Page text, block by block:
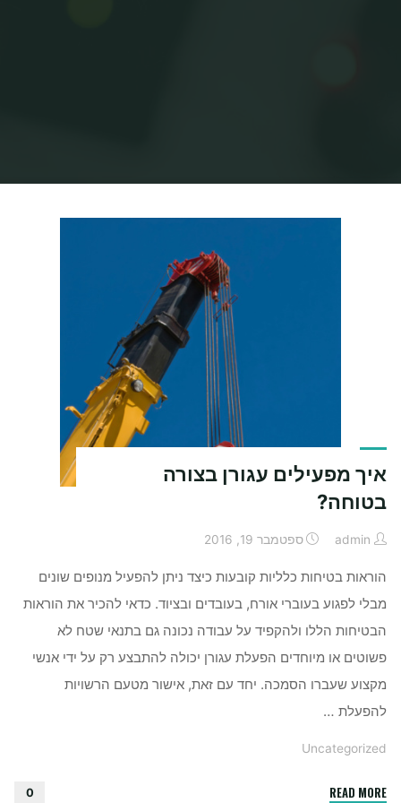
איך מפעילים עגורן בצורה
בטוחה?
admin ספטמבר 19, 2016
הוראות בטיחות כלליות קובעות כיצד ניתן להפעיל מנופים שונים
מבלי לפגוע בעוברי אורח, בעובדים ובציוד. כדאי להכיר את הוראות
הבטיחות הללו ולהקפיד על עבודה נכונה גם בתנאי שטח לא
פשוטים או מיוחדים הפעלת עגורן יכולה להתבצע רק על ידי אנשי
מקצוע שעברו הסמכה. יחד עם זאת, אישור מטעם הרשויות
להפעלת …
Uncategorized
READ MORE
0